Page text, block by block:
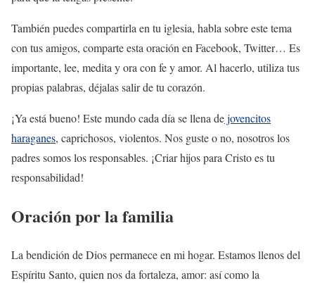
También puedes compartirla en tu iglesia, habla sobre este tema
con tus amigos, comparte esta oración en Facebook, Twitter… Es
importante, lee, medita y ora con fe y amor. Al hacerlo, utiliza tus
propias palabras, déjalas salir de tu corazón.
¡Ya está bueno! Este mundo cada día se llena dejovencitos
haraganes, caprichosos, violentos. Nos guste o no, nosotros los
padres somos los responsables. ¡Criar hijos para Cristo es tu
responsabilidad!
Oración por la familia
La bendición de Dios permanece en mi hogar. Estamos llenos del
Espíritu Santo, quien nos da fortaleza, amor: así como la